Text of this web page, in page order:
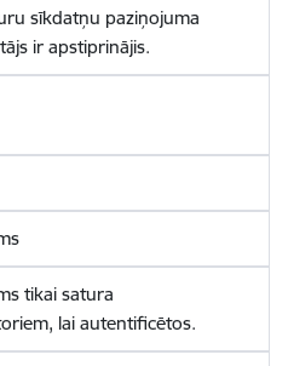
sīkdatņu paziņojuma
ir apstiprinājis.
tikai satura
lai autentificētos.